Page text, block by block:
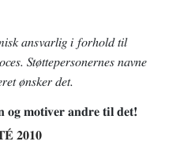
ansvarlig i forhold til
Støttepersonernes navne
ønsker det.
og motiver andre til det!
2010